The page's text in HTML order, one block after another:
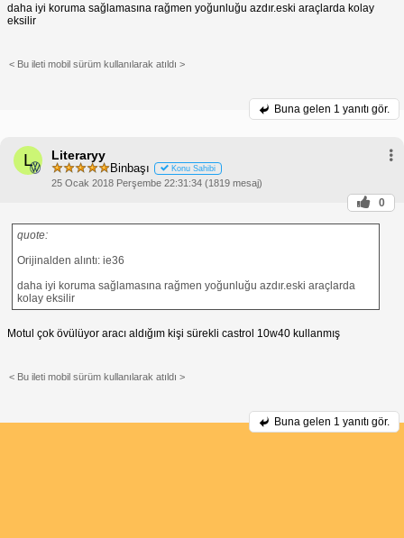
daha iyi koruma sağlamasına rağmen yoğunluğu azdır.eski araçlarda kolay
eksilir
< Bu ileti mobil sürüm kullanılarak atıldı >
Buna gelen 1 yanıtı gör.
L Literaryy
Binbaşı Konu Sahibi
25 Ocak 2018 Perşembe 22:31:34 (1819 mesaj)
0
quote:
Orijinalden alıntı: ie36
daha iyi koruma sağlamasına rağmen yoğunluğu azdır.eski araçlarda
kolay eksilir
Motul çok övülüyor aracı aldığım kişi sürekli castrol 10w40 kullanmış
< Bu ileti mobil sürüm kullanılarak atıldı >
Buna gelen 1 yanıtı gör.